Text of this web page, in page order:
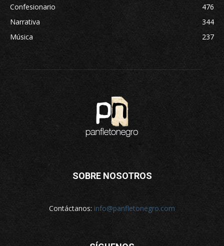
Confesionario
476
Narrativa
344
Música
237
SOBRE NOSOTROS
Contáctanos: info@panfletonegro.com